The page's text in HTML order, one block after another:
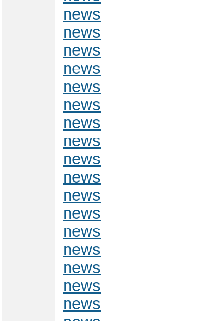
news
news
news
news
news
news
news
news
news
news
news
news
news
news
news
news
news